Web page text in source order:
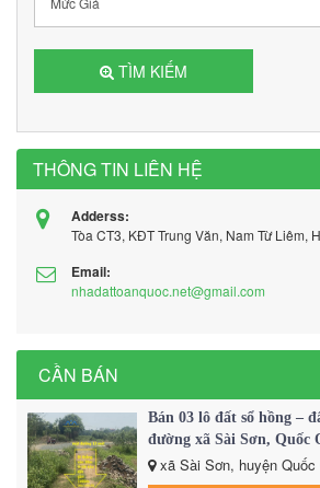
TÌM KIẾM
THÔNG TIN LIÊN HỆ
Adderss:
Tòa CT3, KĐT Trung Văn, Nam Từ Liêm,
Email:
nhadattoanquoc.net@gmail.com
CẦN BÁN
Bán 03 lô đất sổ hồng –
đường xã Sài Sơn, Quốc
xã Sài Sơn, huyện Quốc